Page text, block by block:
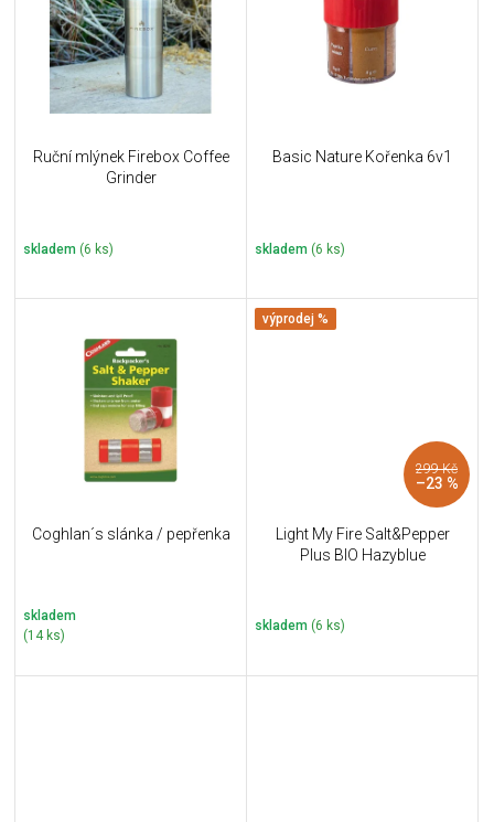
Ruční mlýnek Firebox Coffee
Grinder
skladem (6 ks)
Basic Nature Kořenka 6v1
skladem (6 ks)
Coghlan´s slánka / pepřenka
skladem
(14 ks)
výprodej %
299 Kč
–23 %
Light My Fire Salt&Pepper
Plus BIO Hazyblue
skladem (6 ks)